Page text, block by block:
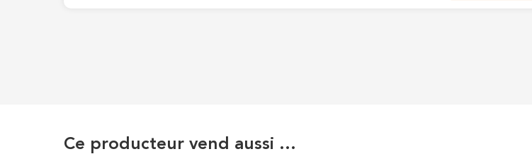
Ce producteur vend aussi …